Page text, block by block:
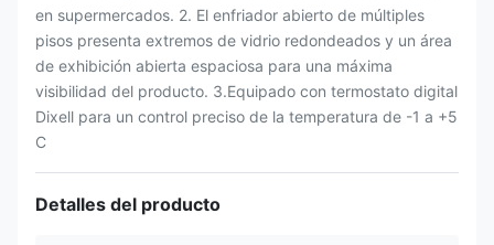
en supermercados. 2. El enfriador abierto de múltiples
pisos presenta extremos de vidrio redondeados y un área
de exhibición abierta espaciosa para una máxima
visibilidad del producto. 3.Equipado con termostato digital
Dixell para un control preciso de la temperatura de -1 a +5
C
Detalles del producto